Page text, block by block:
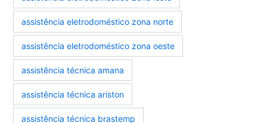
assistência eletrodoméstico zona norte
assistência eletrodoméstico zona oeste
assistência técnica amana
assistência técnica ariston
assistência técnica brastemp